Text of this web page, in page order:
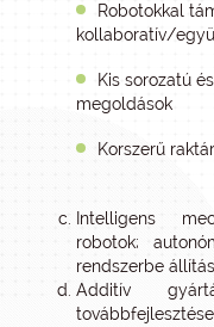
Robotokkal
kollaboratív/
Kis sorozatú
megoldások
Korszerű
Intelligens
robotok;
rendszerbe
Additív
továbbfejlesztése